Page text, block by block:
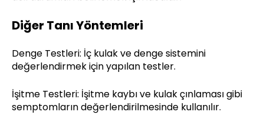
Diğer Tanı Yöntemleri
Denge Testleri: İç kulak ve denge sistemini
değerlendirmek için yapılan testler.
İşitme Testleri: İşitme kaybı ve kulak çınlaması gibi
semptomların değerlendirilmesinde kullanılır.